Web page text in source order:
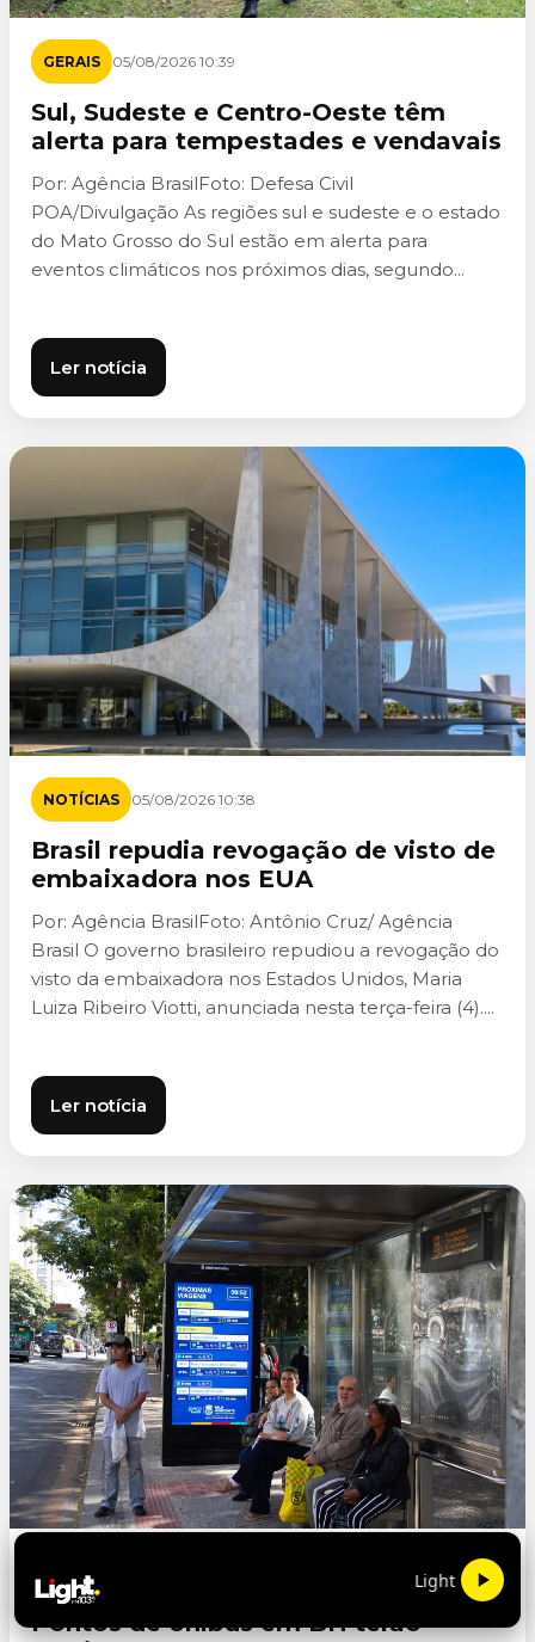
GERAIS 05/08/2026 10:39
Sul, Sudeste e Centro-Oeste têm
alerta para tempestades e vendavais
Por: Agência BrasilFoto: Defesa Civil
POA/Divulgação As regiões sul e sudeste e o estado
do Mato Grosso do Sul estão em alerta para
eventos climáticos nos próximos dias, segundo...
Ler notícia
NOTÍCIAS 05/08/2026 10:38
Brasil repudia revogação de visto de
embaixadora nos EUA
Por: Agência BrasilFoto: Antônio Cruz/ Agência
Brasil O governo brasileiro repudiou a revogação do
visto da embaixadora nos Estados Unidos, Maria
Luiza Ribeiro Viotti, anunciada nesta terça-feira (4)....
Ler notícia
CIDADES
Pontos de ônibus em BH terão
Light FM 103.9